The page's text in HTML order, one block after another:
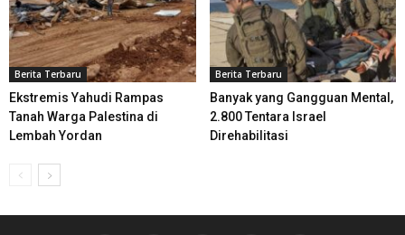
Berita Terbaru
Ekstremis Yahudi Rampas
Tanah Warga Palestina di
Lembah Yordan
Berita Terbaru
Banyak yang Gangguan Mental,
2.800 Tentara Israel
Direhabilitasi